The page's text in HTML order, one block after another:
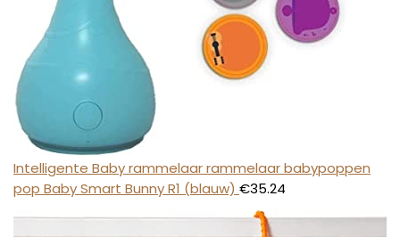
Intelligente Baby rammelaar rammelaar babypoppen
pop Baby Smart Bunny R1 (blauw) €35.24